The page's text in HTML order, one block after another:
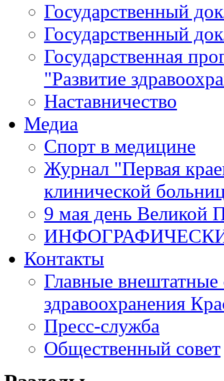
Государственный
Государственный
Государственная
"Развитие
Наставничество
Медиа
Спорт в медицине
Журнал "Первая
клинической
9 мая день Великой
Контакты
Главные внештатные
здравоохранения
Пресс-служба
Общественный совет